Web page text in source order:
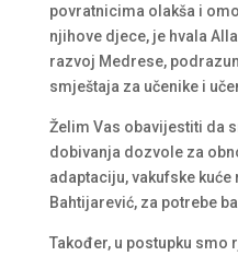
povratnicima olakša i
njihove djece, je hvala
razvoj Medrese,
smještaja za učenike i
Želim Vas obavijestiti da
dobivanja dozvole za
adaptaciju, vakufske
Bahtijarević, za potrebe
Također, u postupku smo